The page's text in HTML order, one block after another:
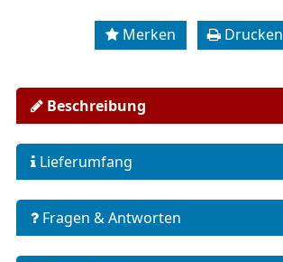
Merken Drucken
Beschreibung
Lieferumfang
Fragen & Antworten